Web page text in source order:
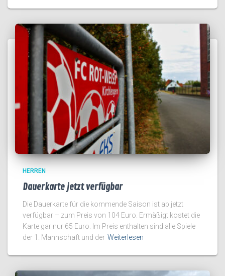
HERREN
Dauerkarte jetzt verfügbar
Die Dauerkarte für die kommende Saison ist ab jetzt
verfügbar – zum Preis von 104 Euro. Ermäßigt kostet die
Karte gar nur 65 Euro. Im Preis enthalten sind alle Spiele
der 1. Mannschaft und der Weiterlesen